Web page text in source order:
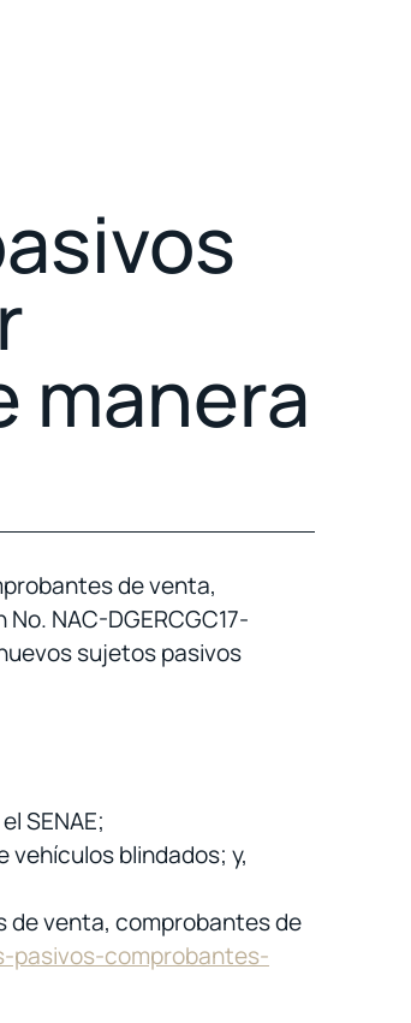
manera
de venta,
NAC-DGERCGC17-
sujetos pasivos
SENAE;
blindados; y,
de venta, comprobantes de
pasivos-comprobantes-